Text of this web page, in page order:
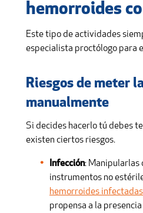
hemorroides
Este tipo de actividades
especialista proctólogo para
Riesgos de meter
manualmente
Si decides hacerlo tú debes
existen ciertos riesgos.
Infección: Manipularlas
instrumentos no
hemorroides infectadas
propensa a la